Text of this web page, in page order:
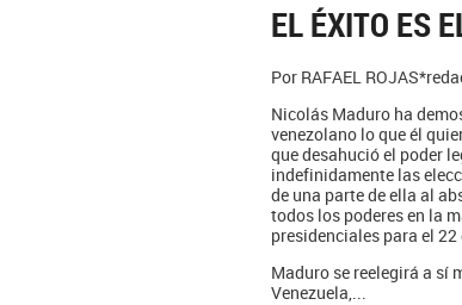
EL ÉXITO ES
Por RAFAEL
Nicolás Maduro ha
venezolano lo que él
que desahució el poder
indefinidamente las
de una parte de ella al
todos los poderes en la
presidenciales para el
Maduro se reelegirá a sí
Venezuela,...